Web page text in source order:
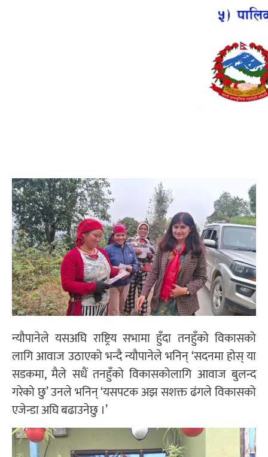
न्यौपानेले यसअघि राष्ट्रिय सभामा हुँदा तनहुँको विकासको
लागि आवाज उठाएको भन्दै न्यौपानेले भनिन् ‘सदनमा होस् या
सडकमा, मैले सधैं तनहुँको विकासकोलागि आवाज बुलन्द
गरेको छु’ उनले भनिन् ‘यसपटक अझ सशक्त ढंगले विकासको
एजेन्डा अघि बढाउनेछु ।’